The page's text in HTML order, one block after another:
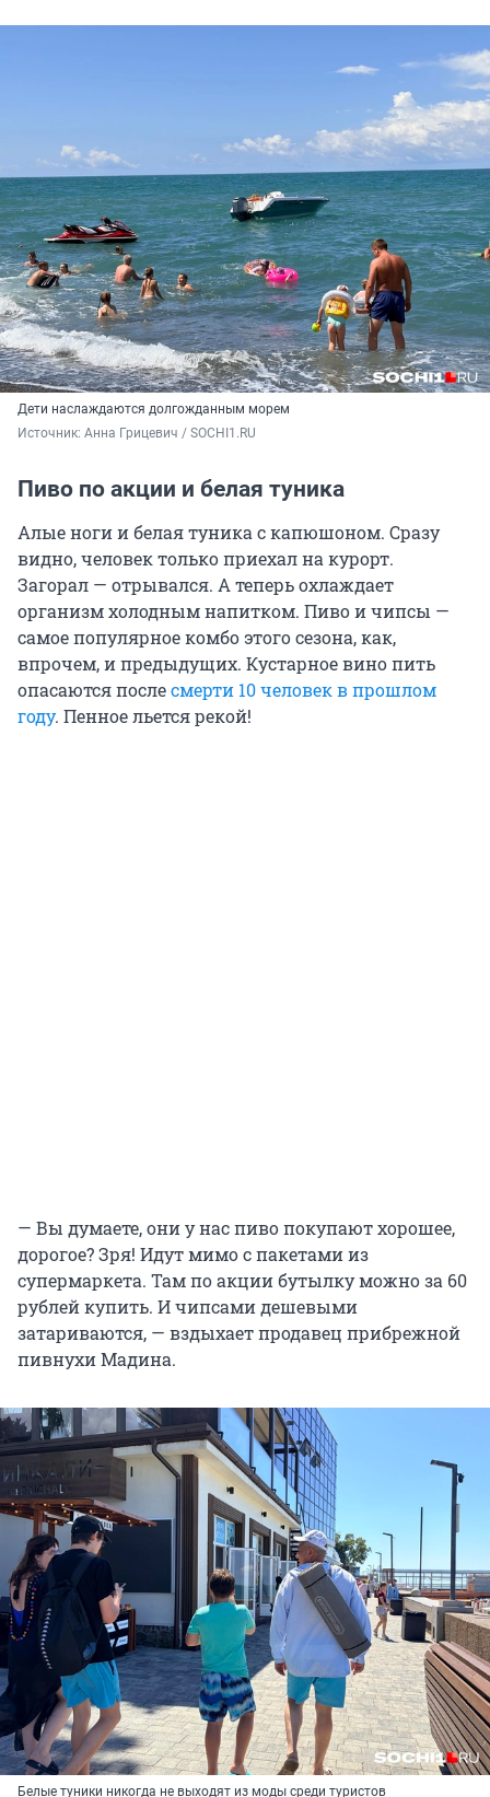
Дети наслаждаются долгожданным морем
Источник: Анна Грицевич / SOCHI1.RU
Пиво по акции и белая туника
Алые ноги и белая туника с капюшоном. Сразу
видно, человек только приехал на курорт.
Загорал — отрывался. А теперь охлаждает
организм холодным напитком. Пиво и чипсы —
самое популярное комбо этого сезона, как,
впрочем, и предыдущих. Кустарное вино пить
опасаются послесмерти 10 человек в прошлом
году. Пенное льется рекой!
— Вы думаете, они у нас пиво покупают хорошее,
дорогое? Зря! Идут мимо с пакетами из
супермаркета. Там по акции бутылку можно за 60
рублей купить. И чипсами дешевыми
затариваются, — вздыхает продавец прибрежной
пивнухи Мадина.
Белые туники никогда не выходят из моды среди туристов